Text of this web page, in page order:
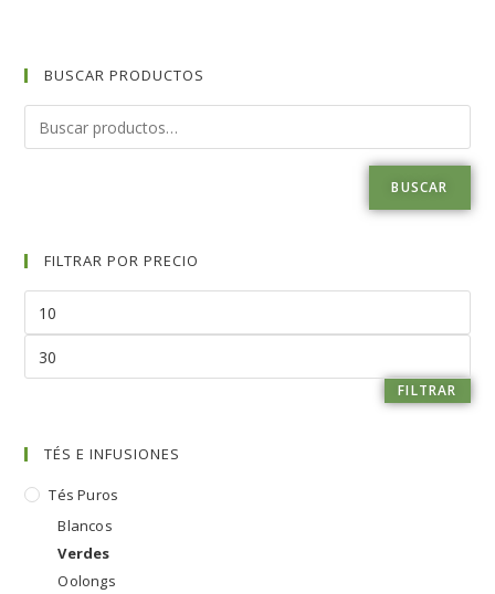
BUSCAR PRODUCTOS
BUSCAR
FILTRAR POR PRECIO
FILTRAR
TÉS E INFUSIONES
Tés Puros
Blancos
Verdes
Oolongs